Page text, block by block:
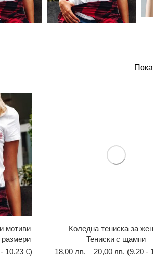
мотиви
10.23 €)
Коледна тениска за
Тениски с щампи
18,00 лв. –20,00 лв. (9.20 -